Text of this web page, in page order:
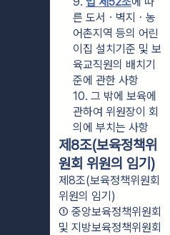
른 도서ㆍ벽지ㆍ농
어촌지역 등의 어린
이집 설치기준 및 보
육교직원의 배치기
준에 관한 사항
10. 그 밖에 보육에
관하여 위원장이 회
의에 부치는 사항
제8조(보육정책위
원회 위원의 임기)
제8조(보육정책위원회
위원의 임기)
① 중앙보육정책위원회
및 지방보육정책위원회